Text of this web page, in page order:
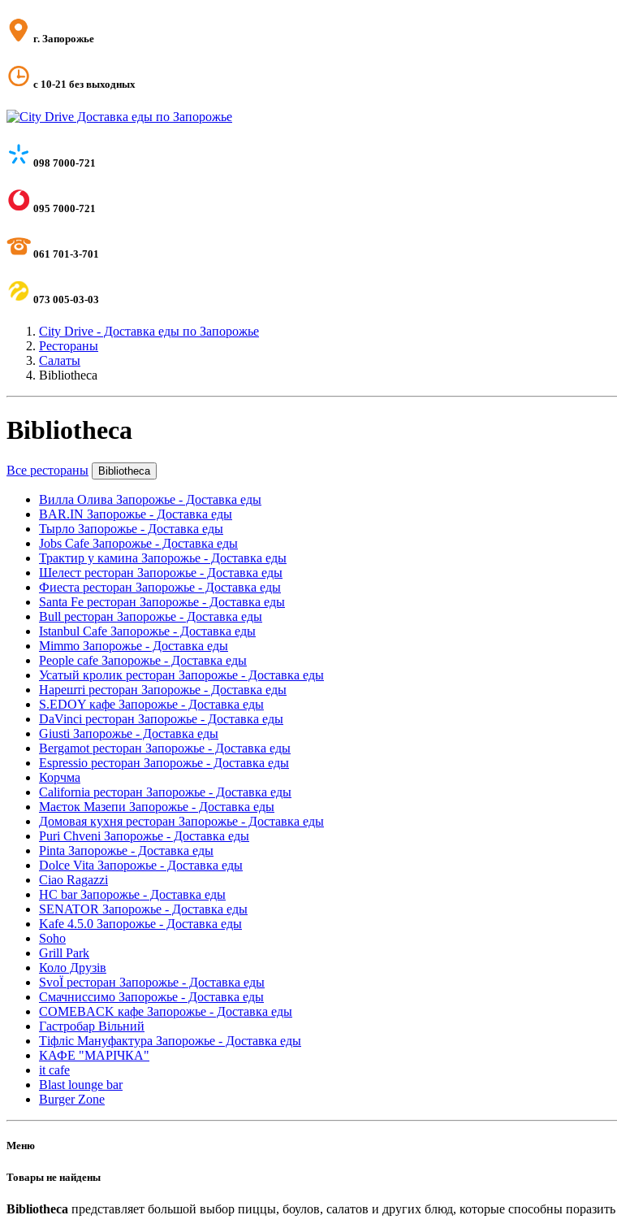
г. Запорожье
с 10-21 без выходных
098 7000-721
095 7000-721
061 701-3-701
073 005-03-03
City Drive - Доставка еды по Запорожье
Рестораны
Салаты
Bibliotheca
Bibliotheca
Все рестораны Bibliotheca
Вилла Олива Запорожье - Доставка еды
BAR.IN Запорожье - Доставка еды
Тырло Запорожье - Доставка еды
Jobs Cafe Запорожье - Доставка еды
Трактир у камина Запорожье - Доставка еды
Шелест ресторан Запорожье - Доставка еды
Фиеста ресторан Запорожье - Доставка еды
Santa Fe ресторан Запорожье - Доставка еды
Bull ресторан Запорожье - Доставка еды
Istanbul Cafe Запорожье - Доставка еды
Mimmo Запорожье - Доставка еды
People cafe Запорожье - Доставка еды
Усатый кролик ресторан Запорожье - Доставка еды
Нарешті ресторан Запорожье - Доставка еды
S.EDOY кафе Запорожье - Доставка еды
DaVinci ресторан Запорожье - Доставка еды
Giusti Запорожье - Доставка еды
Bergamot ресторан Запорожье - Доставка еды
Espressio ресторан Запорожье - Доставка еды
Корчма
California ресторан Запорожье - Доставка еды
Маєток Мазепи Запорожье - Доставка еды
Домовая кухня ресторан Запорожье - Доставка еды
Puri Chveni Запорожье - Доставка еды
Pinta Запорожье - Доставка еды
Dolce Vita Запорожье - Доставка еды
Ciao Ragazzi
HC bar Запорожье - Доставка еды
SENATOR Запорожье - Доставка еды
Kafe 4.5.0 Запорожье - Доставка еды
Soho
Grill Park
Коло Друзів
SvoЇ ресторан Запорожье - Доставка еды
Смачниссимо Запорожье - Доставка еды
COMEBACK кафе Запорожье - Доставка еды
Гастробар Вільний
Тіфліс Мануфактура Запорожье - Доставка еды
КАФЕ "МАРІЧКА"
it cafe
Blast lounge bar
Burger Zone
Меню
Товары не найдены
Bibliotheca представляет большой выбор пиццы, боулов, салатов и других блюд, которые способны